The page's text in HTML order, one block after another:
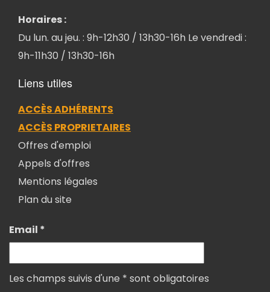
Horaires :
Du lun. au jeu. : 9h-12h30 / 13h30-16h Le vendredi :
9h-11h30 / 13h30-16h
Liens utiles
ACCÈS ADHÉRENTS
ACCÈS PROPRIETAIRES
Offres d'emploi
Appels d'offres
Mentions légales
Plan du site
Email *
Les champs suivis d'une * sont obligatoires